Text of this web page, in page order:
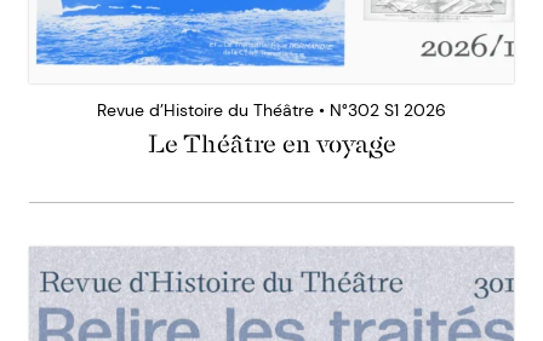
Revue d’Histoire du Théâtre • N°302 S1 2026
Le Théâtre en voyage